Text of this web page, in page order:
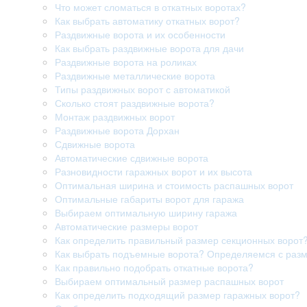
Что может сломаться в откатных воротах?
Как выбрать автоматику откатных ворот?
Раздвижные ворота и их особенности
Как выбрать раздвижные ворота для дачи
Раздвижные ворота на роликах
Раздвижные металлические ворота
Типы раздвижных ворот с автоматикой
Сколько стоят раздвижные ворота?
Монтаж раздвижных ворот
Раздвижные ворота Дорхан
Сдвижные ворота
Автоматические сдвижные ворота
Разновидности гаражных ворот и их высота
Оптимальная ширина и стоимость распашных ворот
Оптимальные габариты ворот для гаража
Выбираем оптимальную ширину гаража
Автоматические размеры ворот
Как определить правильный размер секционных ворот?
Как выбрать подъемные ворота? Определяемся с
Как правильно подобрать откатные ворота?
Выбираем оптимальный размер распашных ворот
Как определить подходящий размер гаражных ворот?